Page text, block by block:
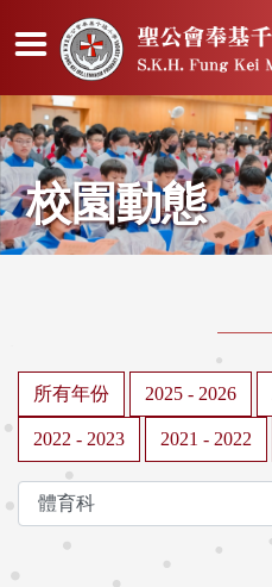
校園動態
所有年份 2025 - 2026
2022 - 2023 2021 - 2022